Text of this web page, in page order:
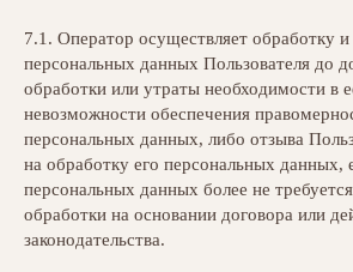
7.1. Оператор осуществляет обработку и
персональных данных Пользователя до
обработки или утраты необходимости в
невозможности обеспечения
персональных данных, либо отзыва
на обработку его персональных данных,
персональных данных более не
обработки на основании договора или
законодательства.